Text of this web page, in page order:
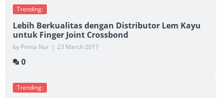
Trending:
Lebih Berkualitas dengan Distributor Lem Kayu
untuk Finger Joint Crossbond
by Prima Nur | 23 March 2017
0
Trending: